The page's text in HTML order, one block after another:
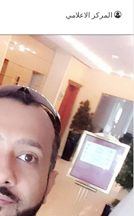
المركز الاعلامي